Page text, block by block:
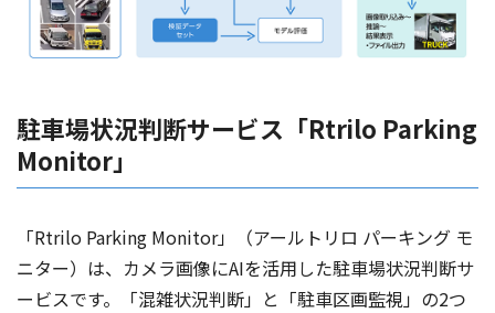
駐車場状況判断サービス「Rtrilo Parking
Monitor」
「Rtrilo Parking Monitor」（アールトリロ パーキング モ
ニター）は、カメラ画像にAIを活用した駐車場状況判断サ
ービスです。「混雑状況判断」と「駐車区画監視」の2つ